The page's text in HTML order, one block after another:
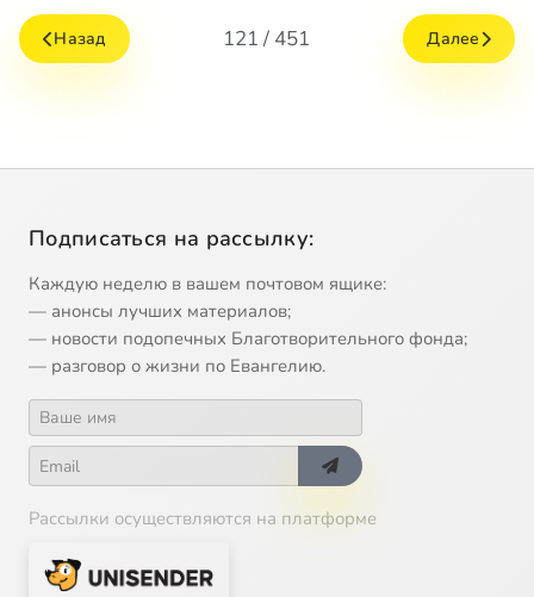
Назад 121 / 451 Далее
Подписаться на рассылку:
Каждую неделю в вашем почтовом ящике:
— анонсы лучших материалов;
— новости подопечных Благотворительного фонда;
— разговор о жизни по Евангелию.
Рассылки осуществляются на платформе